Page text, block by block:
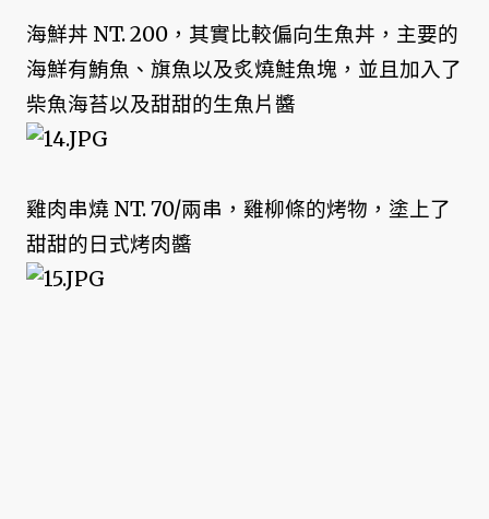
海鮮丼 NT. 200，其實比較偏向生魚丼，主要的
海鮮有鮪魚、旗魚以及炙燒鮭魚塊，並且加入了
柴魚海苔以及甜甜的生魚片醬
雞肉串燒 NT. 70/兩串，雞柳條的烤物，塗上了
甜甜的日式烤肉醬